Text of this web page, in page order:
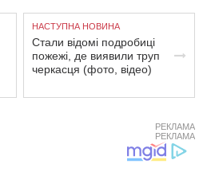
НАСТУПНА НОВИНА
Стали відомі подробиці
пожежі, де виявили труп
черкасця (фото, відео)
РЕКЛАМА
РЕКЛАМА